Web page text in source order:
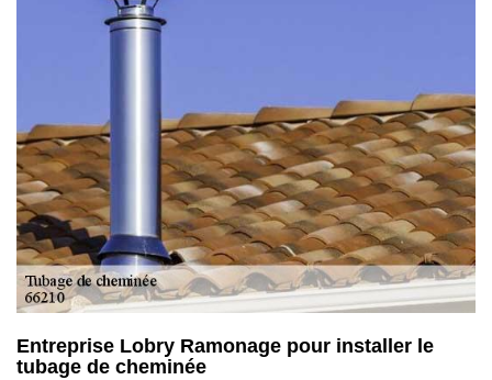
Entreprise Lobry Ramonage pour installer le
tubage de cheminée